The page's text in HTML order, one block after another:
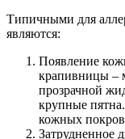
Типичными для
являются:
Появление
крапивницы –
прозрачной
крупные
кожных
Затрудненное